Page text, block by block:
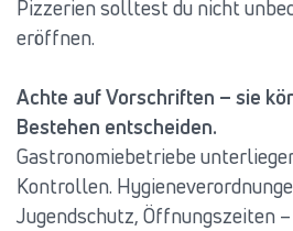
Pizzerien solltest du nicht
eröffnen.
Achte auf Vorschriften – sie
Bestehen entscheiden.
Gastronomiebetriebe
Kontrollen.
Jugendschutz, Öffnungszeiten